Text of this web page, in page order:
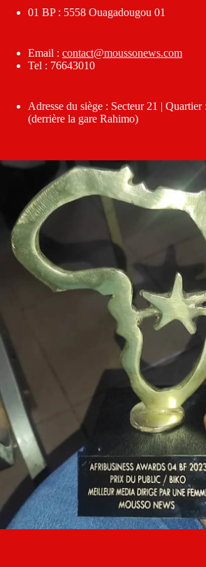
01 BP : 5558 Ouagadougou 01
Email : contact@moussonews.com
Tel : 76643010
Adresse du siège : Secteur 21 |
(derrière la gare Rahimo)